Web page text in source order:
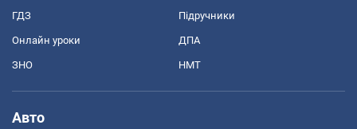
ГДЗ Підручники
Онлайн уроки ДПА
ЗНО НМТ
Авто